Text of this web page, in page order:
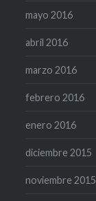
mayo 2016
abril 2016
marzo 2016
febrero 2016
enero 2016
diciembre 2015
noviembre 2015